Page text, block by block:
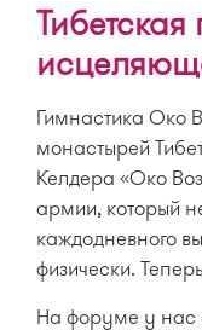
Гимнастика Око
монастырей
Келдера «Око
армии, который
каждодневного
физически.
На форуме у нас